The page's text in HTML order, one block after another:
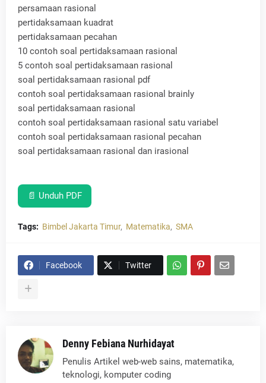
persamaan rasional
pertidaksamaan kuadrat
pertidaksamaan pecahan
10 contoh soal pertidaksamaan rasional
5 contoh soal pertidaksamaan rasional
soal pertidaksamaan rasional pdf
contoh soal pertidaksamaan rasional brainly
soal pertidaksamaan rasional
contoh soal pertidaksamaan rasional satu variabel
contoh soal pertidaksamaan rasional pecahan
soal pertidaksamaan rasional dan irasional
📄 Unduh PDF
Tags: Bimbel Jakarta Timur Matematika SMA
Facebook Twitter
Denny Febiana Nurhidayat
Penulis Artikel web-web sains, matematika,
teknologi, komputer coding